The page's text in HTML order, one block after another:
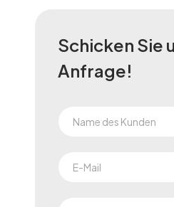
Schicken Sie
Anfrage!